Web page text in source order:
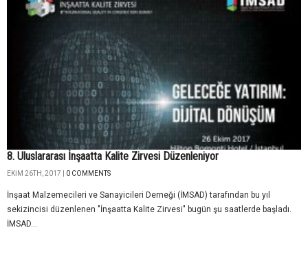
8. Uluslararası İnşaatta Kalite Zirvesi Düzenleniyor
EKIM 26TH, 2017 | 0 COMMENTS
İnşaat Malzemecileri ve Sanayicileri Derneği (İMSAD) tarafından bu yıl
sekizincisi düzenlenen "İnşaatta Kalite Zirvesi" bugün şu saatlerde başladı.
İMSAD...